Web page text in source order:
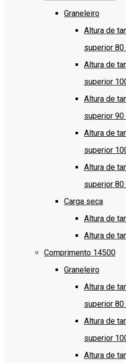
Graneleiro
Altura de
superior 80
Altura de
superior
Altura de
superior 90
Altura de
superior
Altura de
superior 80
Carga seca
Altura de
Altura de
Comprimento 14500
Graneleiro
Altura de
superior 80
Altura de
superior
Altura de